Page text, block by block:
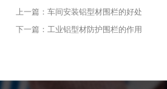
上一篇：车间安装铝型材围栏的好处
下一篇： 工业铝型材防护围栏的作用